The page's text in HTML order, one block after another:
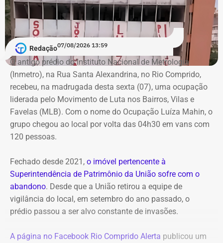
de garantir a transparência sobre a situação financeira
dos candidatos.
Redação07/08/2026 13:59
O antigo prédio do Instituto Nacional de Metrologia
(Inmetro), na Rua Santa Alexandrina, no Rio Comprido,
recebeu, na madrugada desta sexta (07), uma ocupação
liderada pelo Movimento de Luta nos Bairros, Vilas e
Favelas (MLB). Com o nome do Ocupação Luíza Mahin, o
grupo chegou ao local por volta das 04h30 em vans com
120 pessoas.
Fechado desde 2021, o imóvel pertencente à
Superintendência de Patrimônio da União sofre com o
abandono. Desde que a União retirou a equipe de
vigilância do local, em setembro do ano passado, o
prédio passou a ser alvo constante de invasões.
A página no Facebook Rio Comprido Alerta publicou um